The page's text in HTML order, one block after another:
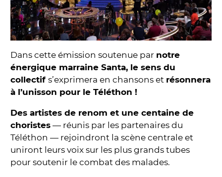
Dans cette émission soutenue par notre
énergique marraine Santa, le sens du
collectif s’exprimera en chansons et résonnera
à l’unisson pour le Téléthon !
Des artistes de renom et une centaine de
choristes — réunis par les partenaires du
Téléthon — rejoindront la scène centrale et
uniront leurs voix sur les plus grands tubes
pour soutenir le combat des malades.